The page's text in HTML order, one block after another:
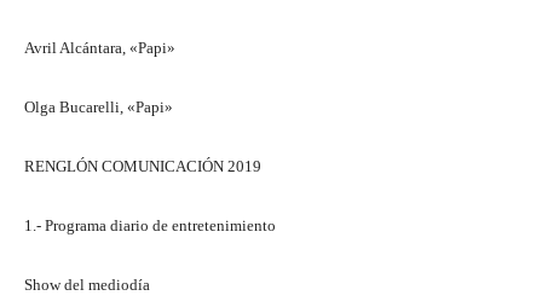
Avril Alcántara, «Papi»
Olga Bucarelli, «Papi»
RENGLÓN COMUNICACIÓN 2019
1.- Programa diario de entretenimiento
Show del mediodía